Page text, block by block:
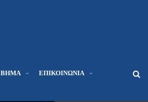
ΒΉΜΑ ΕΠΙΚΟΙΝΩΝΊΑ